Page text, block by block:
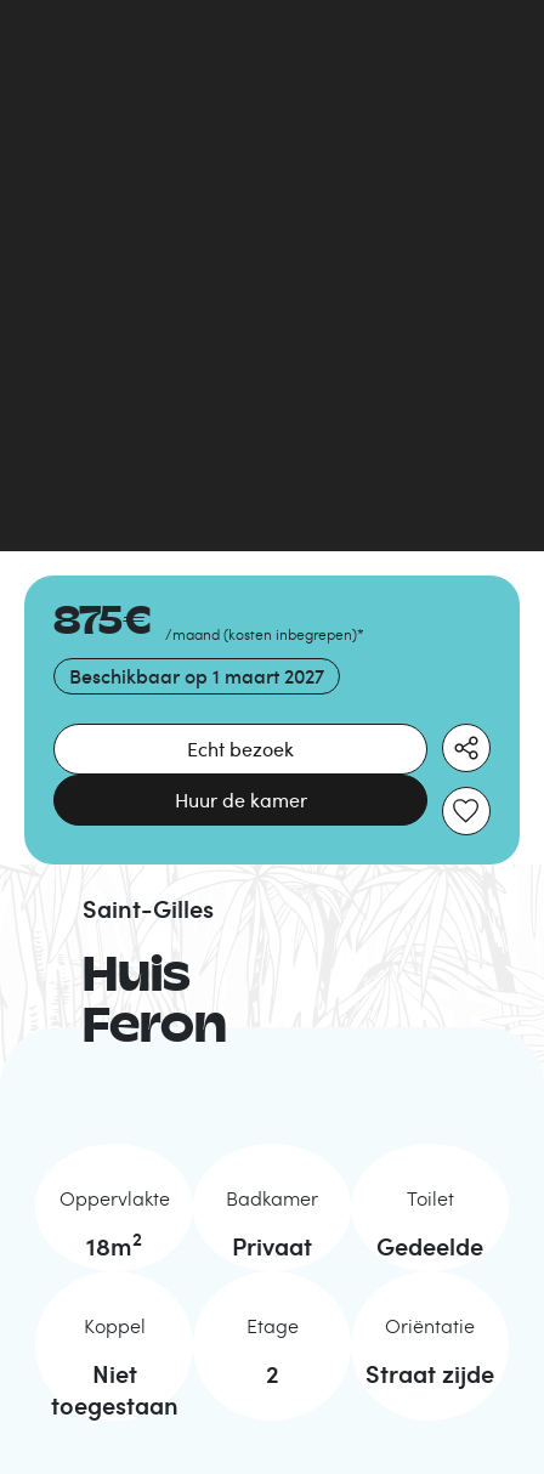
875€ /maand (kosten inbegrepen)*
Beschikbaar op 1 maart 2027
Echt bezoek
Huur de kamer
Huis
Feron
Saint-Gilles
Oppervlakte
18m2
Badkamer
Privaat
Toilet
Gedeelde
Koppel
Niet
toegestaan
Etage
2
Oriëntatie
Straat zijde